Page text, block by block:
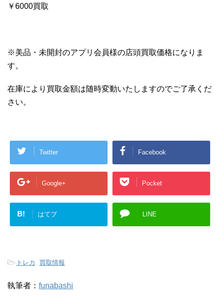
￥6000買取
※美品・未開封のアプリ会員様の店頭買取価格になりま
す。
在庫により買取金額は随時変動いたしますのでご了承くだ
さい。
Twitter Facebook
Google+ Pocket
B! はてブ LINE
- トレカ 買取情報
執筆者： funabashi